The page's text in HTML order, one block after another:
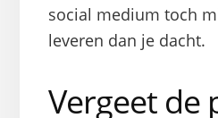
social medium toch
leveren dan je dacht.
Vergeet de